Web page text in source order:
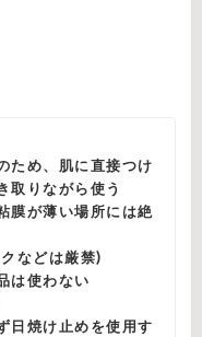
ため、肌に直接つけ
取りながら使う
膜が薄い場所には絶
などは厳禁)
は使わない
日焼け止めを使用す